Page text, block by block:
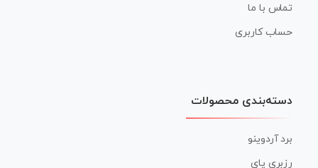
تماس با ما
حساب کاربری
دسته‌بندی محصولات
برد آردوینو
رزبری پای